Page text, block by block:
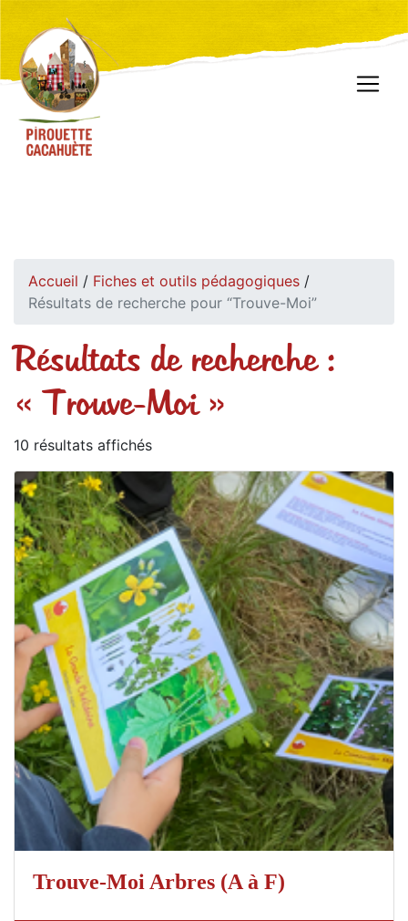
Accueil / Fiches et outils pédagogiques /
Résultats de recherche pour “Trouve-Moi”
Résultats de recherche :
« Trouve-Moi »
10 résultats affichés
Trouve-Moi Arbres (A à F)